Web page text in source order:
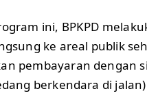
ini, BPKPD
ke areal publik
pembayaran dengan
berkendara di